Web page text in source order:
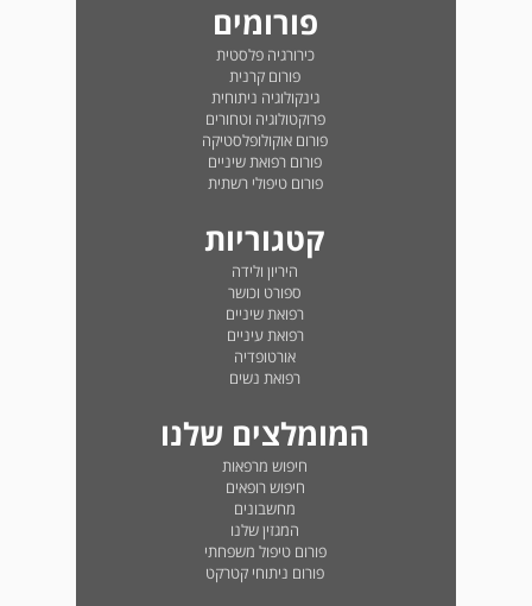
פורומים
כירורגיה פלסטית
פורום קרנית
גינקולוגיה ניתוחית
פרוקטולוגיה וטחורים
פורום אוקולופלסטיקה
פורום רפואת שיניים
פורום טיפולי רשתית
קטגוריות
היריון ולידה
ספורט וכושר
רפואת שיניים
רפואת עיניים
אורטופדיה
רפואת נשים
המומלצים שלנו
חיפוש מרפאות
חיפוש רופאים
מחשבונים
המגזין שלנו
פורום טיפול משפחתי
פורום ניתוחי קטרקט